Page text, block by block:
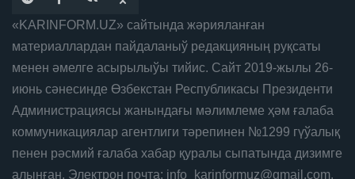
«KARINFORM.UZ» сайтында жәрияланған
материаллардан пайдаланыў редакцияның руқсаты
менен әмелге асырылыўы тийис. Сайт 2019-жылы 26-
июнь сәнесинде Өзбекстан Республикасы Президенти
Администрациясы жанындағы мәлимлеме ҳәм ғалаба
коммуникациялар агентлиги тәрепинен №1299 гүўалық
пенен рәсмий ғалаба хабар қуралы сыпатында дизимге
алынған. Электрон почта: info_karinformuz@gmail.com.